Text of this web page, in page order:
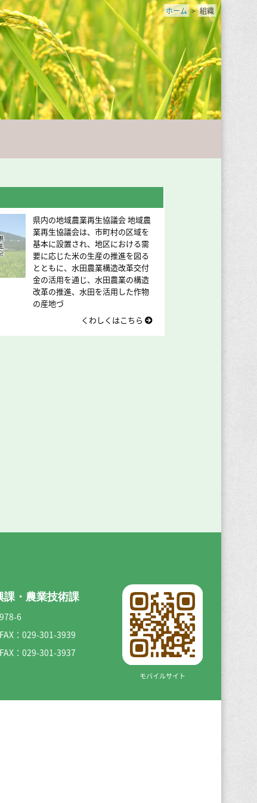
ホーム > 組織
県内の地域農業再生協議会 地域農
業再生協議会は、市町村の区域を
基本に設置され、地区における需
要に応じた米の生産の推進を図る
とともに、水田農業構造改革交付
金の活用を通じ、水田農業の構造
改革の推進、水田を活用した作物
の産地づ
くわしくはこちら
課・農業技術課
6
FAX：029-301-3939
FAX：029-301-3937
モバイルサイト